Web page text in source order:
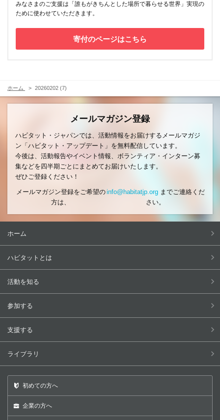
みなさまのご支援は「誰もがきちんとした場所で暮らせる世界」実現の
ために使わせていただきます。
寄付のページはこちら
ホーム 20260202 (7)
メールマガジン登録
ハビタット・ジャパンでは、活動情報をお届けするメールマガジ
ン「ハビタット・アップデート」を無料配信しています。
今後は、活動報告やイベント情報、ボランティア・インターン募
集などを四半期ごとにまとめてお届けいたします。
ぜひご登録ください！
メールマガジン登録をご希望の
方は、
info@habitatjp.orgまでご連絡くだ
さい。
ホーム
ハビタットとは
活動を知る
参加する
支援する
ライブラリ
初めての方へ
企業の方へ